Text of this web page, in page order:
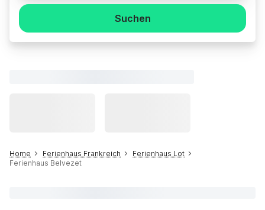
Suchen
Home Ferienhaus Frankreich
Ferienhaus Lot
Ferienhaus Belvezet